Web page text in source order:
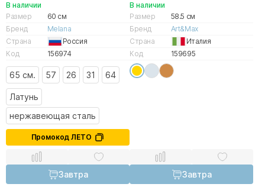
В наличии
Размер
60 см
Бренд
Melana
Страна
Россия
Код
156974
65 см. 57 26 31 64
Латунь
нержавеющая сталь
Промокод ЛЕТО
Завтра
В наличии
Размер
58.5 см
Бренд
Art&Max
Страна
Италия
Код
159695
Завтра